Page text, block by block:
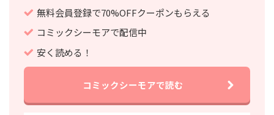
無料会員登録で70%OFFクーポンもらえる
コミックシーモアで配信中
安く読める！
コミックシーモアで読む